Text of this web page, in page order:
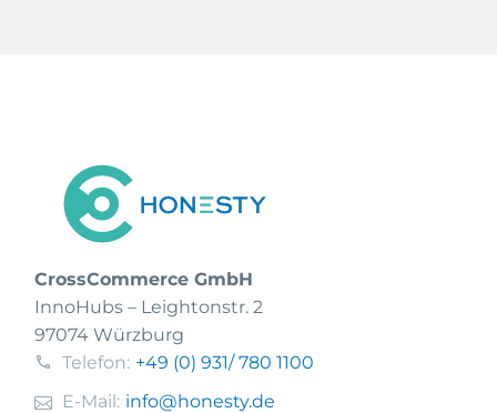
CrossCommerce GmbH
InnoHubs – Leightonstr. 2
97074 Würzburg
Telefon: +49 (0) 931/ 780 1100
E-Mail: info@honesty.de